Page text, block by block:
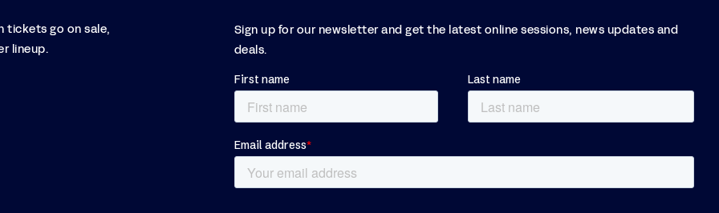
tickets go on sale,
lineup.
Sign up for our newsletter and get the latest online sessions, news updates and
deals.